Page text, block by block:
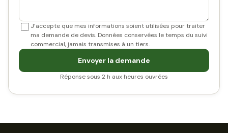
J’accepte que mes informations soient utilisées pour traiter
ma demande de devis. Données conservées le temps du suivi
commercial, jamais transmises à un tiers.
Envoyer la demande
Réponse sous 2 h aux heures ouvrées